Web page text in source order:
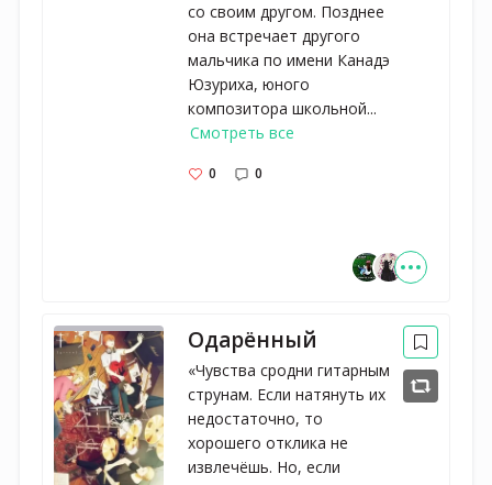
со своим другом. Позднее
она встречает другого
мальчика по имени Канадэ
Юзуриха, юного
композитора школьной...
Смотреть все
0 0
Одарённый
«Чувства сродни гитарным
струнам. Если натянуть их
недостаточно, то
хорошего отклика не
извлечёшь. Но, если